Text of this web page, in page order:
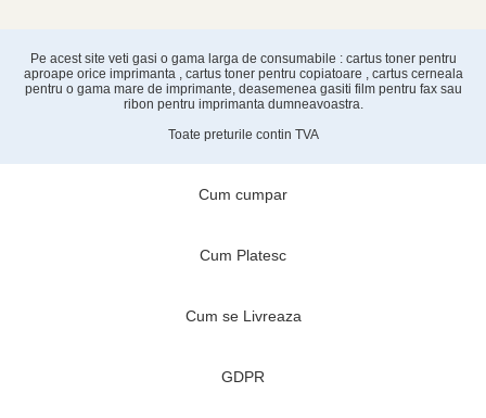
Pe acest site veti gasi o gama larga de consumabile : cartus toner pentru
aproape orice imprimanta , cartus toner pentru copiatoare , cartus cerneala
pentru o gama mare de imprimante, deasemenea gasiti film pentru fax sau
ribon pentru imprimanta dumneavoastra.
Toate preturile contin TVA
Cum cumpar
Cum Platesc
Cum se Livreaza
GDPR